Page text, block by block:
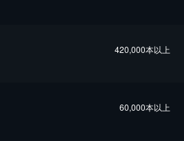
420,000本以上
60,000本以上